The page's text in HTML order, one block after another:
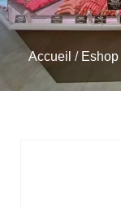
Accueil / Eshop